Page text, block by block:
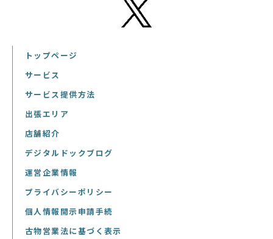
トップページ
サービス
サービス提供方法
出張エリア
店舗紹介
デジタルドックブログ
運営企業情報
プライバシーポリシー
個人情報開示申請手続
古物営業法に基づく表示